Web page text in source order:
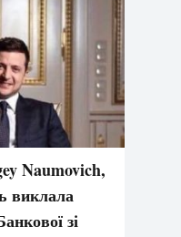
Naumovich,
виклала
зі